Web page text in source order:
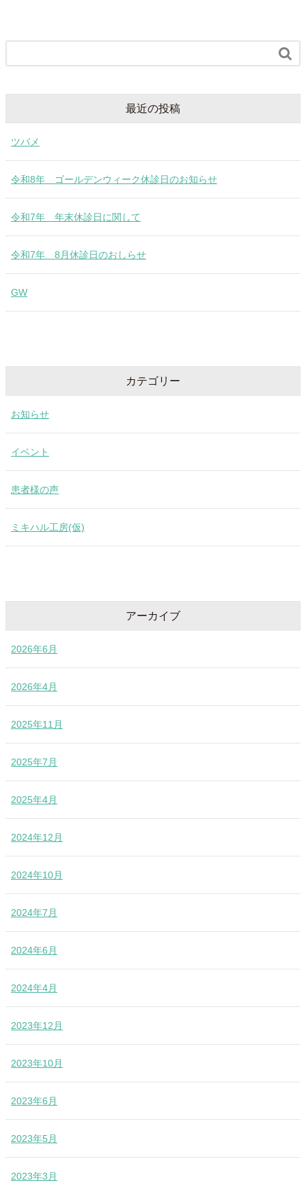

最近の投稿
ツバメ
令和8年 ゴールデンウィーク休診日のお知らせ
令和7年 年末休診日に関して
令和7年 8月休診日のおしらせ
GW
カテゴリー
お知らせ
イベント
患者様の声
ミキハル工房(仮)
アーカイブ
2026年6月
2026年4月
2025年11月
2025年7月
2025年4月
2024年12月
2024年10月
2024年7月
2024年6月
2024年4月
2023年12月
2023年10月
2023年6月
2023年5月
2023年3月